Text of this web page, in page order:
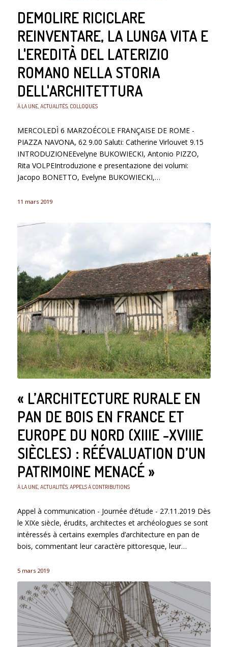
DEMOLIRE RICICLARE
REINVENTARE, LA LUNGA VITA E
L'EREDITÀ DEL LATERIZIO
ROMANO NELLA STORIA
DELL'ARCHITETTURA
À LA UNE, ACTUALITÉS, COLLOQUES
MERCOLEDÌ 6 MARZOÉCOLE FRANÇAISE DE ROME -
PIAZZA NAVONA, 62 9.00 Saluti: Catherine Virlouvet 9.15
INTRODUZIONEEvelyne BUKOWIECKI, Antonio PIZZO,
Rita VOLPEIntroduzione e presentazione dei volumi:
Jacopo BONETTO, Evelyne BUKOWIECKI,…
11 mars 2019
« L’ARCHITECTURE RURALE EN
PAN DE BOIS EN FRANCE ET
EUROPE DU NORD (XIIIE -XVIIIE
SIÈCLES) : RÉÉVALUATION D’UN
PATRIMOINE MENACÉ »
À LA UNE, ACTUALITÉS, APPELS À CONTRIBUTIONS
Appel à communication - Journée d’étude - 27.11.2019 Dès
le XIXe siècle, érudits, architectes et archéologues se sont
intéressés à certains exemples d’architecture en pan de
bois, commentant leur caractère pittoresque, leur…
5 mars 2019